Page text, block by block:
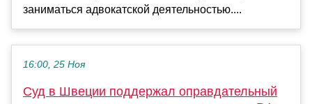
заниматься адвокатской деятельностью....
16:00, 25 Ноя
Суд в Швеции поддержал оправдательный